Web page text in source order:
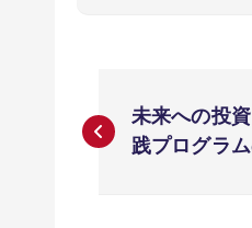
投
稿
未来への投
践プログラ